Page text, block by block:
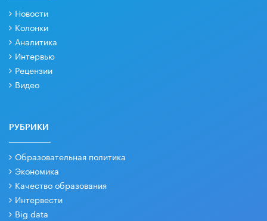
Новости
Колонки
Аналитика
Интервью
Рецензии
Видео
РУБРИКИ
Образовательная политика
Экономика
Качество образования
Интервести
Big data